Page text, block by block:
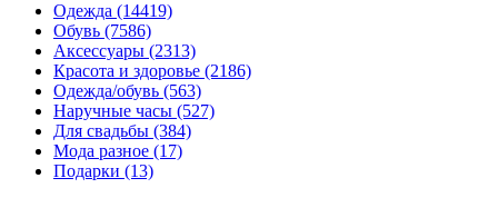
Одежда (14419)
Обувь (7586)
Аксессуары (2313)
Красота и здоровье (2186)
Одежда/обувь (563)
Наручные часы (527)
Для свадьбы (384)
Мода разное (17)
Подарки (13)